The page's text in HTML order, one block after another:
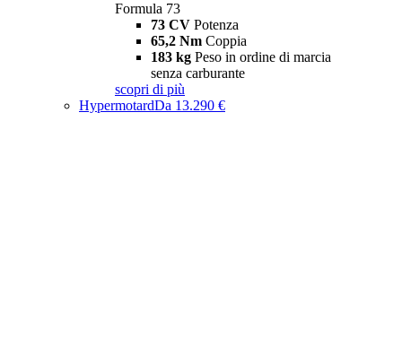
Formula 73
73 CV Potenza
65,2 Nm Coppia
183 kg Peso in ordine di marcia
senza carburante
scopri di più
HypermotardDa 13.290 €